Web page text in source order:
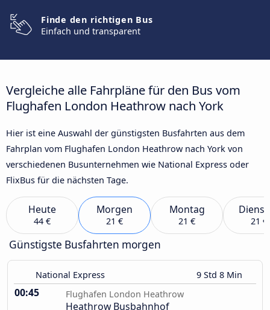
Finde den richtigen Bus
Einfach und transparent
Vergleiche alle Fahrpläne für den Bus vom
Flughafen London Heathrow nach York
Hier ist eine Auswahl der günstigsten Busfahrten aus dem
Fahrplan vom Flughafen London Heathrow nach York von
verschiedenen Busunternehmen wie National Express oder
FlixBus für die nächsten Tage.
Heute
44 €
Morgen
21 €
Montag
21 € 21 €
Günstigste Busfahrten morgen
National Express 9 Std 8 Min
00:45 Flughafen London Heathrow
Heathrow Busbahnhof